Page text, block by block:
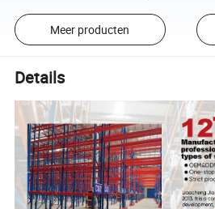
Meer producten
Details